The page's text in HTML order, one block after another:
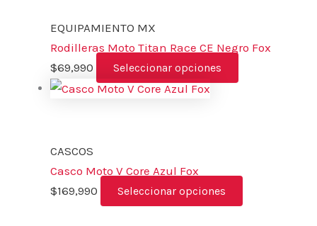
EQUIPAMIENTO MX
Rodilleras Moto Titan Race CE Negro Fox
$69,990 Seleccionar opciones
CASCOS
Casco Moto V Core Azul Fox
$169,990 Seleccionar opciones